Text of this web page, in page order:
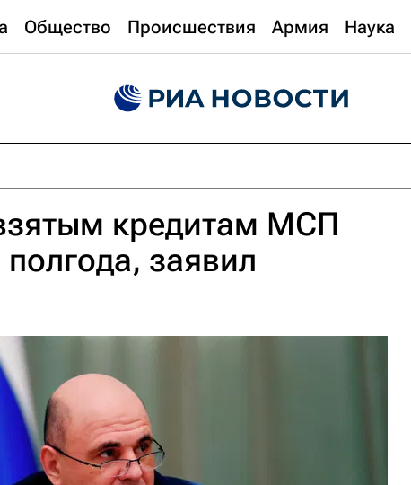
Общество Происшествия Армия Наука
кредитам МСП
полгода, заявил